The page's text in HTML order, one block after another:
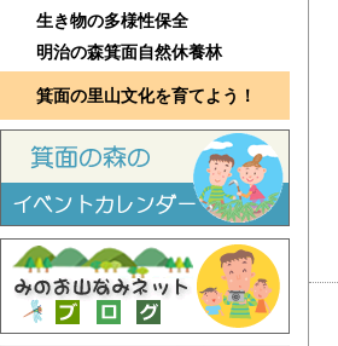
生き物の多様性保全
明治の森箕面自然休養林
箕面の里山文化を育てよう！